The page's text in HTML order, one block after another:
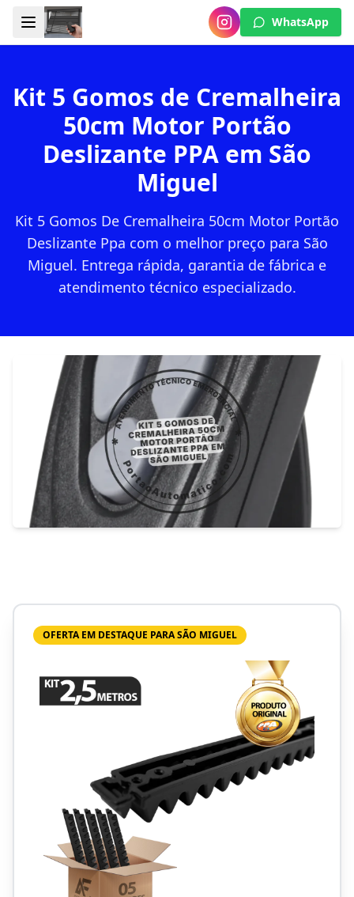
WhatsApp
Kit 5 Gomos de Cremalheira
50cm Motor Portão
Deslizante PPA em São
Miguel
Kit 5 Gomos De Cremalheira 50cm Motor Portão
Deslizante Ppa com o melhor preço para São
Miguel. Entrega rápida, garantia de fábrica e
atendimento técnico especializado.
OFERTA EM DESTAQUE PARA SÃO MIGUEL